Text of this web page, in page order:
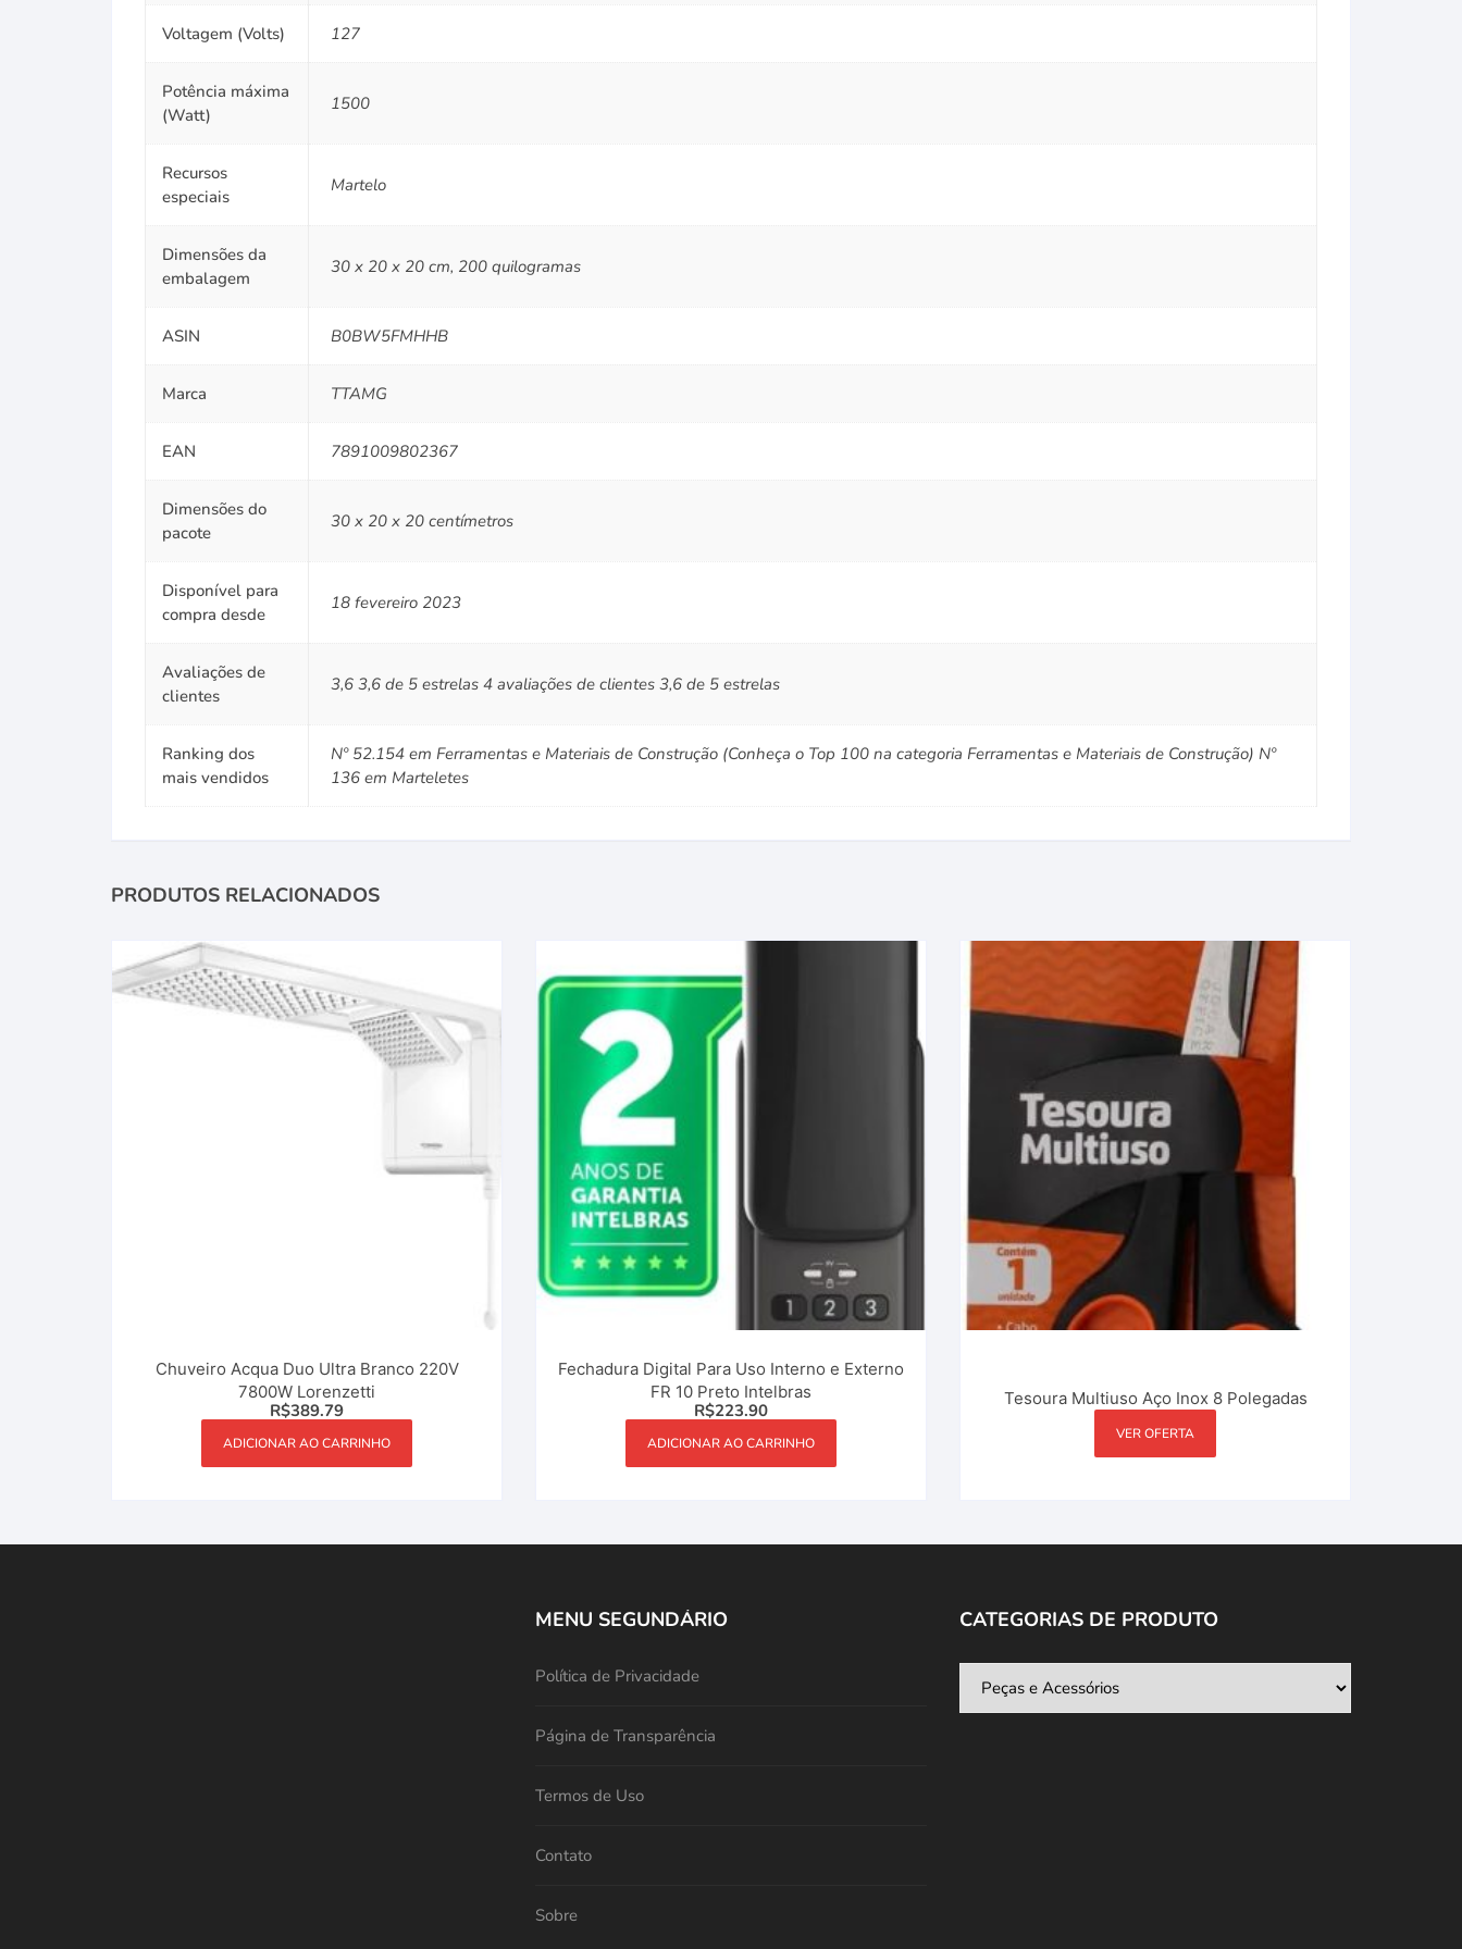
Voltagem (Volts) 127
Potência máxima
(Watt)
1500
Recursos
especiais
Martelo
Dimensões da
embalagem
30 x 20 x 20 cm, 200 quilogramas
ASIN B0BW5FMHHB
Marca TTAMG
EAN 7891009802367
Dimensões do
pacote
30 x 20 x 20 centímetros
Disponível para
compra desde
18 fevereiro 2023
Avaliações de
clientes
3,6 3,6 de 5 estrelas 4 avaliações de clientes 3,6 de 5 estrelas
Ranking dos
mais vendidos
Nº 52.154 em Ferramentas e Materiais de Construção (Conheça o Top 100 na categoria Ferramentas e Materiais de Construção) Nº
136 em Marteletes
PRODUTOS RELACIONADOS
Chuveiro Acqua Duo Ultra Branco 220V
7800W Lorenzetti
R$389.79
ADICIONAR AO CARRINHO
Fechadura Digital Para Uso Interno e Externo
FR 10 Preto Intelbras
R$223.90
ADICIONAR AO CARRINHO
Tesoura Multiuso Aço Inox 8 Polegadas
VER OFERTA
MENU SEGUNDÁRIO
Política de Privacidade
Página de Transparência
Termos de Uso
Contato
Sobre
CATEGORIAS DE PRODUTO